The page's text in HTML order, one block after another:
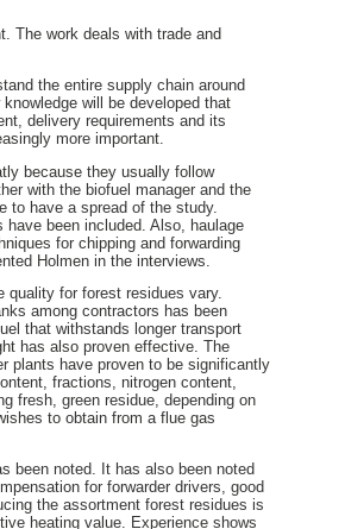
The work deals with trade and
the entire supply chain around
will be developed that
delivery requirements and its
more important.
because they usually follow
with the biofuel manager and the
to have a spread of the study.
been included. Also, haulage
for chipping and forwarding
Holmen in the interviews.
quality for forest residues vary.
among contractors has been
that withstands longer transport
has also proven effective. The
plants have proven to be significantly
fractions, nitrogen content,
fresh, green residue, depending on
to obtain from a flue gas
been noted. It has also been noted
for forwarder drivers, good
the assortment forest residues is
heating value. Experience shows